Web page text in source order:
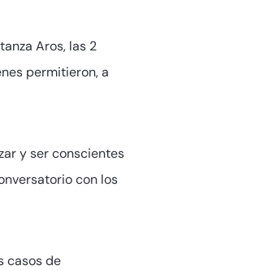
Aros, las 2
permitieron, a
y ser conscientes
con los
casos de